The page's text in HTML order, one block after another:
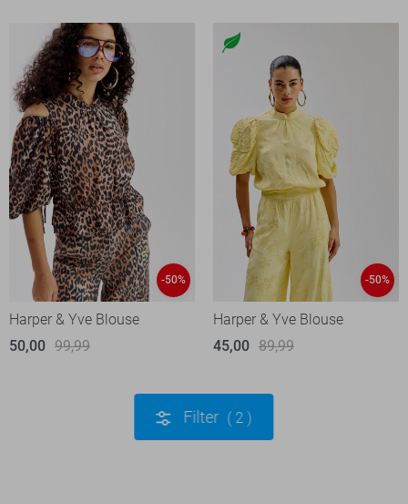
-50%
Harper & Yve Blouse
50,00 99,99
-50%
Harper & Yve Blouse
45,00 89,99
Filter 2